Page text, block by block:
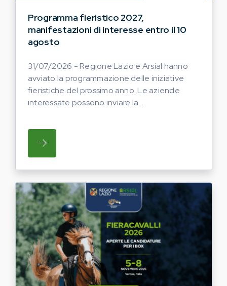
Programma fieristico 2027,
manifestazioni di interesse entro il 10
agosto
31/07/2026 - Regione Lazio e Arsial hanno
avviato la programmazione delle iniziative
fieristiche del prossimo anno. Le aziende
interessate possono inviare la...
SU REGIONE LAZIO E ARSIAL HANNO